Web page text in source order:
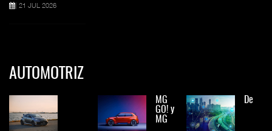
21 JUL 2026
AUTOMOTRIZ
MG
GO! y
MG
De